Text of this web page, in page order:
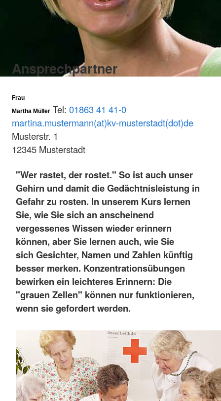
Ansprechpartner
Frau
Martha Müller Tel: 01863 41 41-0
martina.mustermann(at)kv-musterstadt(dot)de
Musterstr. 1
12345 Musterstadt
"Wer rastet, der rostet." So ist auch unser
Gehirn und damit die Gedächtnisleistung in
Gefahr zu rosten. In unserem Kurs lernen
Sie, wie Sie sich an anscheinend
vergessenes Wissen wieder erinnern
können, aber Sie lernen auch, wie Sie
sich Gesichter, Namen und Zahlen künftig
besser merken. Konzentrationsübungen
bewirken ein leichteres Erinnern: Die
"grauen Zellen" können nur funktionieren,
wenn sie gefordert werden.